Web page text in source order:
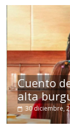
Cuento
alta
30 diciembre,